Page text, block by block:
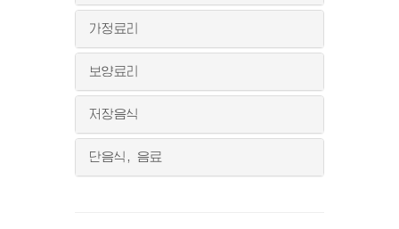
가정료리
보양료리
저장음식
단음식, 음료